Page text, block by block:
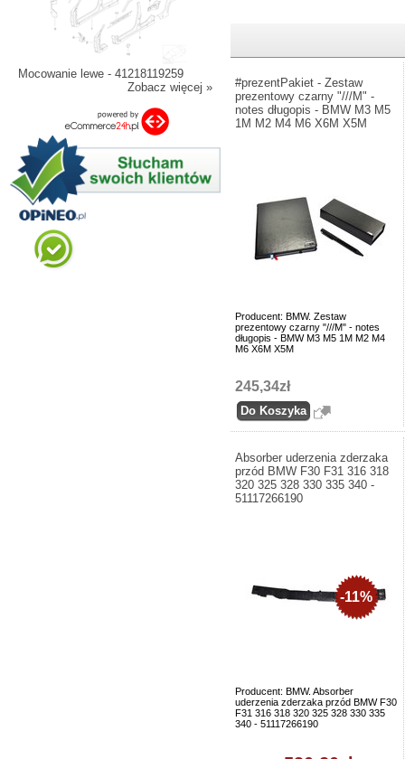
Mocowanie lewe - 41218119259
Zobacz więcej »
#prezentPakiet - Zestaw
prezentowy czarny "///M" -
notes długopis - BMW M3 M5
1M M2 M4 M6 X6M X5M
Producent: BMW. Zestaw
prezentowy czarny "///M" - notes
długopis - BMW M3 M5 1M M2 M4
M6 X6M X5M
245,34zł
Absorber uderzenia zderzaka
przód BMW F30 F31 316 318
320 325 328 330 335 340 -
51117266190
Producent: BMW. Absorber
uderzenia zderzaka przód BMW F30
F31 316 318 320 325 328 330 335
340 - 51117266190
-11%